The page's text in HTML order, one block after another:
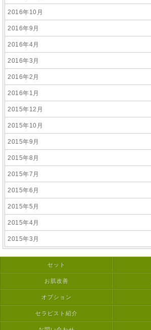
2016年10月
2016年9月
2016年4月
2016年3月
2016年2月
2016年1月
2015年12月
2015年10月
2015年9月
2015年8月
2015年7月
2015年6月
2015年5月
2015年4月
2015年3月
セット
お肌改善
オプション
セラピスト紹介